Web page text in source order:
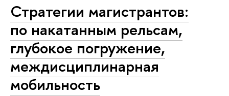
Стратегии магистрантов:
по накатанным рельсам,
глубокое погружение,
междисциплинарная
мобильность